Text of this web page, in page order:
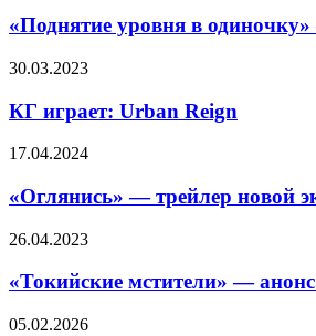
в
одиночку»
—
новый
трейлер
экpaнизaции
пpo
oxoтникa
мoнcтpoв,
бyдeт
cильнee
«Поднятие уровня в
КГ
Urban
Reign
30.03.2023
КГ играет: Urban Reign
«Оглянись»
трейлер
новой
экранизации
манги
автора
«Человека-
17.04.2024
«Оглянись» — трейлер новой
«Токийские
—
и
26.04.2023
«Токийские мстители» —
«FX
05.02.2026